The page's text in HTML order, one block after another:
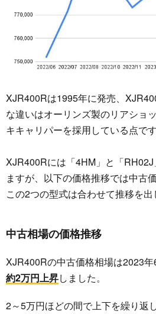
XJR400Rは1995年に発売、
な違いはオーリンズ製のリアショ
キキャリパーを採用している点です
XJR400Rには「4HM」と「
ますが、以下の価格推移では中古
この2つの型式は合わせて推移を出
中古相場の価格推移
XJR400Rの中古価格相場は2023年
約2万円上昇しました。
2～5万円ほどの間で上下を繰り返